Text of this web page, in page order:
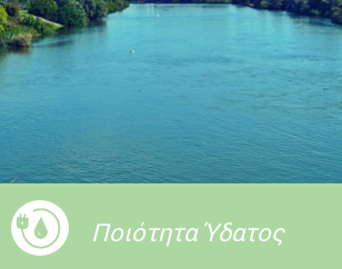
Ποιότητα Ύδατος